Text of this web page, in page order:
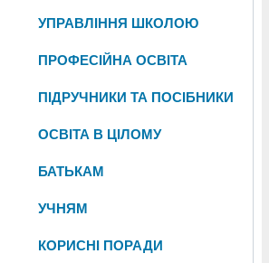
УПРАВЛІННЯ ШКОЛОЮ
ПРОФЕСІЙНА ОСВІТА
ПІДРУЧНИКИ ТА ПОСІБНИКИ
ОСВІТА В ЦІЛОМУ
БАТЬКАМ
УЧНЯМ
КОРИСНІ ПОРАДИ